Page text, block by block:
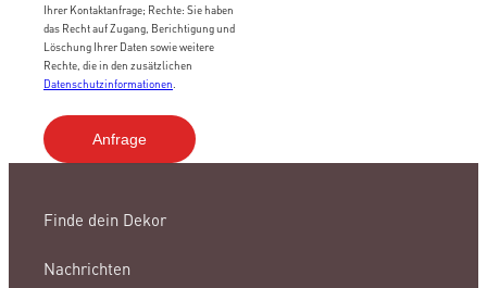
Ihrer Kontaktanfrage; Rechte: Sie haben
das Recht auf Zugang, Berichtigung und
Löschung Ihrer Daten sowie weitere
Rechte, die in den zusätzlichen
Datenschutzinformationen
Finde dein Dekor
Nachrichten